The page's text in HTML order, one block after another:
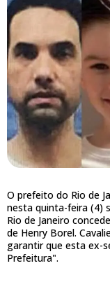
O prefeito do Rio de
nesta quinta-feira (4)
Rio de Janeiro
de Henry Borel.
garantir que esta ex-
Prefeitura".